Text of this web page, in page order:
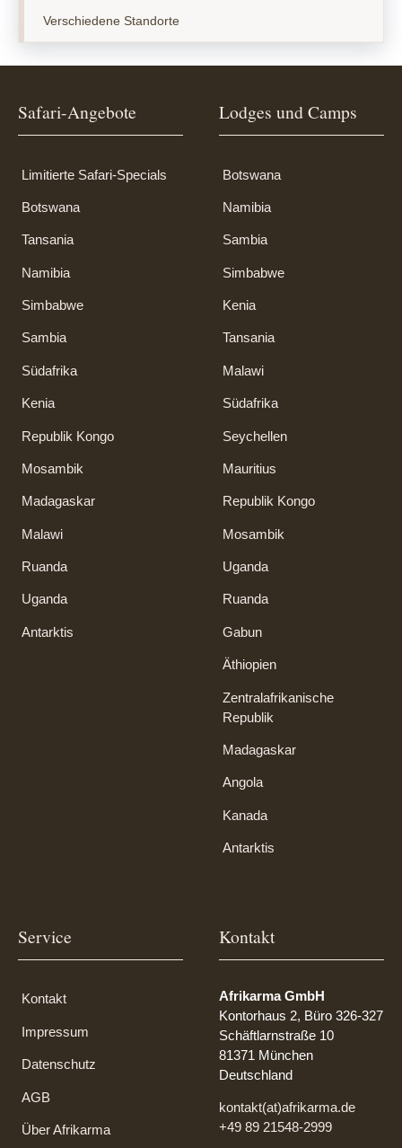
Verschiedene Standorte
Safari-Angebote
Limitierte Safari-Specials
Botswana
Tansania
Namibia
Simbabwe
Sambia
Südafrika
Kenia
Republik Kongo
Mosambik
Madagaskar
Malawi
Ruanda
Uganda
Antarktis
Lodges und Camps
Botswana
Namibia
Sambia
Simbabwe
Kenia
Tansania
Malawi
Südafrika
Seychellen
Mauritius
Republik Kongo
Mosambik
Uganda
Ruanda
Gabun
Äthiopien
Zentralafrikanische
Republik
Madagaskar
Angola
Kanada
Antarktis
Service
Kontakt
Impressum
Datenschutz
AGB
Über Afrikarma
Kontakt
Afrikarma GmbH
Kontorhaus 2, Büro 326-327
Schäftlarnstraße 10
81371 München
Deutschland
kontakt(at)afrikarma.de
+49 89 21548-2999